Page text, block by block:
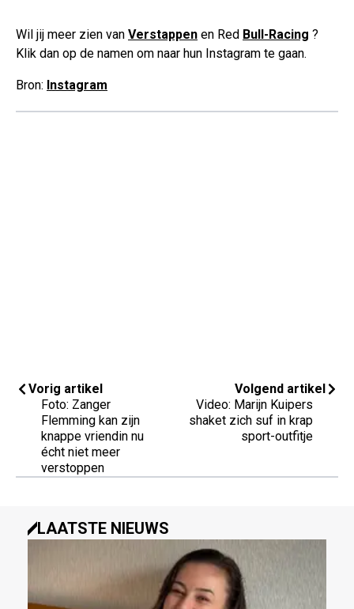
Wil jij meer zien van Verstappen en Red Bull-Racing ?
Klik dan op de namen om naar hun Instagram te gaan.
Bron: Instagram
Vorig artikel
Foto: Zanger
Flemming kan zijn
knappe vriendin nu
écht niet meer
verstoppen
Volgend artikel
Video: Marijn Kuipers
shaket zich suf in krap
sport-outfitje
LAATSTE NIEUWS